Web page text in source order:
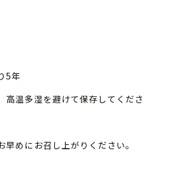
5年
高温多湿を避けて保存してくださ
早めにお召し上がりください。